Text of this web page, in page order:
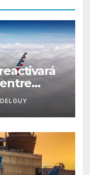
con